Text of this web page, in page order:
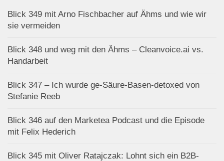
Blick 349 mit Arno Fischbacher auf Ähms und wie wir
sie vermeiden
Blick 348 und weg mit den Ähms – Cleanvoice.ai vs.
Handarbeit
Blick 347 – Ich wurde ge-Säure-Basen-detoxed von
Stefanie Reeb
Blick 346 auf den Marketea Podcast und die Episode
mit Felix Hederich
Blick 345 mit Oliver Ratajczak: Lohnt sich ein B2B-